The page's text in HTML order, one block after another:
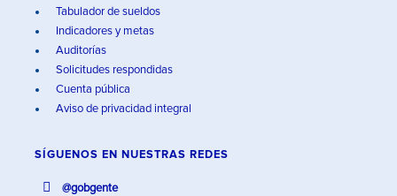
Tabulador de sueldos
Indicadores y metas
Auditorías
Solicitudes respondidas
Cuenta pública
Aviso de privacidad integral
SÍGUENOS EN NUESTRAS REDES
@gobgente